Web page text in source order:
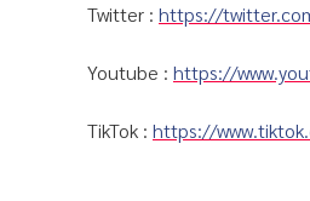
Twitter : https://
Youtube : https://
TikTok : https://